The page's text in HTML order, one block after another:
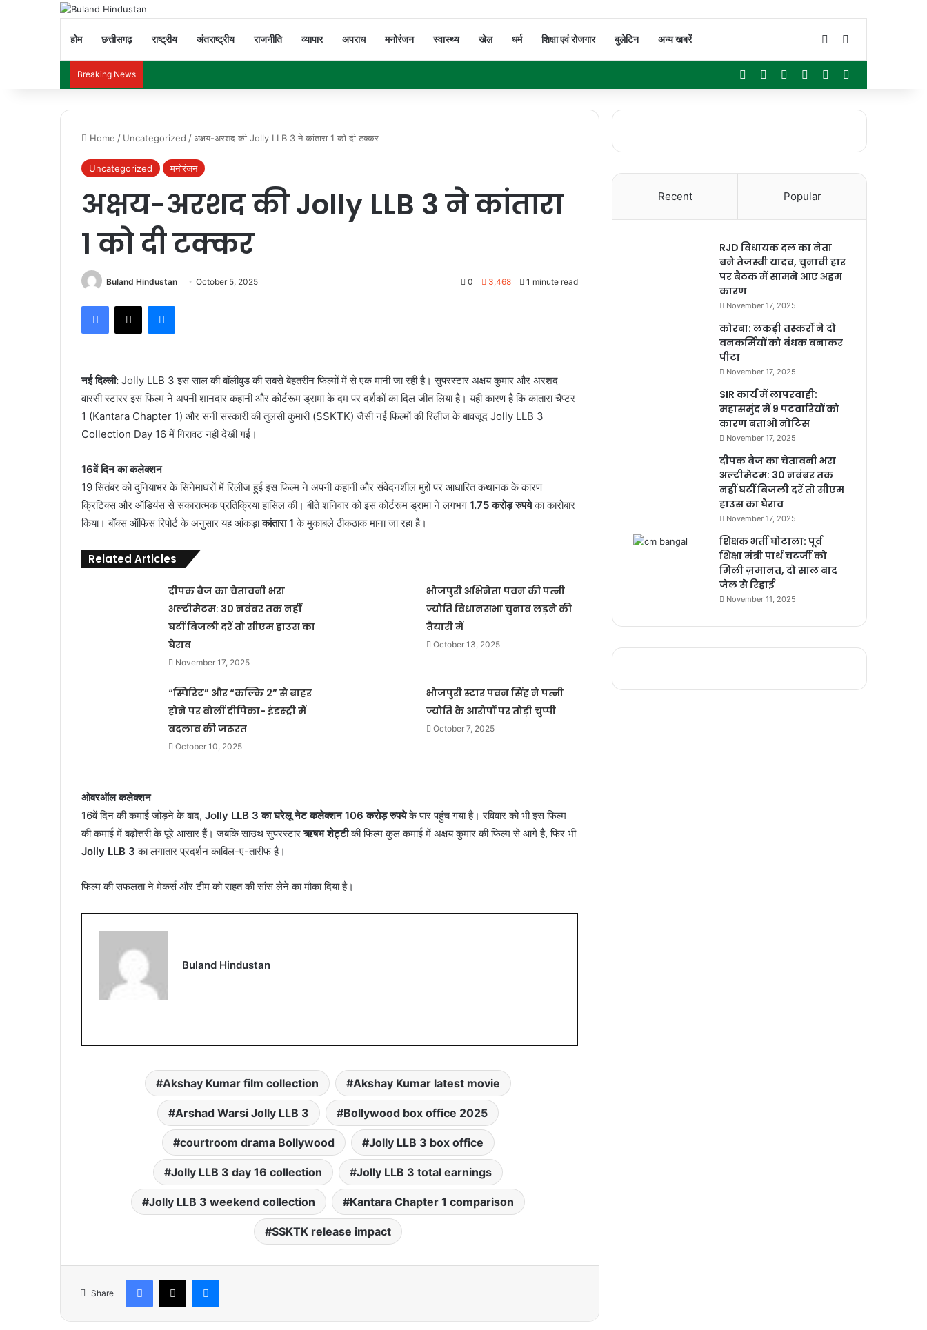
होम छत्तीसगढ़ राष्ट्रीय अंतराष्ट्रीय राजनीति व्यापार अपराध मनोरंजन स्वास्थ्य खेल धर्म शिक्षा एवं रोजगार बुलेटिन अन्य खबरें Switch skin
Breaking News Facebook YouTubeInstagramWhatsApp
Home / Uncategorized /अक्षय-अरशद की Jolly LLB 3 ने कांतारा 1 को दी टक्कर
Uncategorized मनोरंजन
अक्षय-अरशद की Jolly LLB 3 ने कांतारा
1 को दी टक्कर
Buland Hindustan October 5, 2025 0 3,468 1 minute read
Facebook
X Messenger
नई दिल्ली: Jolly LLB 3 इस साल की बॉलीवुड की सबसे बेहतरीन फिल्मों में से एक मानी जा रही है। सुपरस्टार अक्षय कुमार और अरशद
वारसी स्टारर इस फिल्म ने अपनी शानदार कहानी और कोर्टरूम ड्रामा के दम पर दर्शकों का दिल जीत लिया है। यही कारण है कि कांतारा चैप्टर
1 (Kantara Chapter 1) और सनी संस्कारी की तुलसी कुमारी (SSKTK) जैसी नई फिल्मों की रिलीज के बावजूद Jolly LLB 3
Collection Day 16 में गिरावट नहीं देखी गई।
16वें दिन का कलेक्शन
19 सितंबर को दुनियाभर के सिनेमाघरों में रिलीज हुई इस फिल्म ने अपनी कहानी और संवेदनशील मुद्दों पर आधारित कथानक के कारण
क्रिटिक्स और ऑडियंस से सकारात्मक प्रतिक्रिया हासिल की। बीते शनिवार को इस कोर्टरूम ड्रामा ने लगभग 1.75 करोड़ रुपयेका कारोबार
किया। बॉक्स ऑफिस रिपोर्ट के अनुसार यह आंकड़ाकांतारा 1 के मुकाबले ठीकठाक माना जा रहा है।
Related Articles
दीपक बैज का चेतावनी भरा
अल्टीमेटम: 30 नवंबर तक नहीं
घटीं बिजली दरें तो सीएम हाउस का
घेराव
November 17, 2025
भोजपुरी अभिनेता पवन की पत्नी
ज्योति विधानसभा चुनाव लड़ने की
तैयारी में
October 13, 2025
“स्पिरिट” और “कल्कि 2” से बाहर
होने पर बोलीं दीपिका- इंडस्ट्री में
बदलाव की जरूरत
October 10, 2025
भोजपुरी स्टार पवन सिंह ने पत्नी
ज्योति के आरोपों पर तोड़ी चुप्पी
October 7, 2025
ओवरऑल कलेक्शन
16वें दिन की कमाई जोड़ने के बाद, Jolly LLB 3 का घरेलू नेट कलेक्शन 106 करोड़ रुपयेके पार पहुंच गया है। रविवार को भी इस फिल्म
की कमाई में बढ़ोत्तरी के पूरे आसार हैं। जबकि साउथ सुपरस्टारऋषभ शेट्टीकी फिल्म कुल कमाई में अक्षय कुमार की फिल्म से आगे है, फिर भी
Jolly LLB 3 का लगातार प्रदर्शन काबिल-ए-तारीफ है।
फिल्म की सफलता ने मेकर्स और टीम को राहत की सांस लेने का मौका दिया है।
Buland Hindustan
Akshay Kumar film collection Akshay Kumar latest movie
Arshad Warsi Jolly LLB 3 Bollywood box office 2025
courtroom drama Bollywood Jolly LLB 3 box office
Jolly LLB 3 day 16 collection Jolly LLB 3 total earnings
Jolly LLB 3 weekend collection Kantara Chapter 1 comparison
SSKTK release impact
Share
Facebook
X Messenger
Recent Popular
RJD विधायक दल का नेता
बने तेजस्वी यादव, चुनावी हार
पर बैठक में सामने आए अहम
कारण
November 17, 2025
कोरबा: लकड़ी तस्करों ने दो
वनकर्मियों को बंधक बनाकर
पीटा
November 17, 2025
SIR कार्य में लापरवाही:
महासमुंद में 9 पटवारियों को
कारण बताओ नोटिस
November 17, 2025
दीपक बैज का चेतावनी भरा
अल्टीमेटम: 30 नवंबर तक
नहीं घटीं बिजली दरें तो सीएम
हाउस का घेराव
November 17, 2025
शिक्षक भर्ती घोटाला: पूर्व
शिक्षा मंत्री पार्थ चटर्जी को
मिली ज़मानत, दो साल बाद
जेल से रिहाई
November 11, 2025